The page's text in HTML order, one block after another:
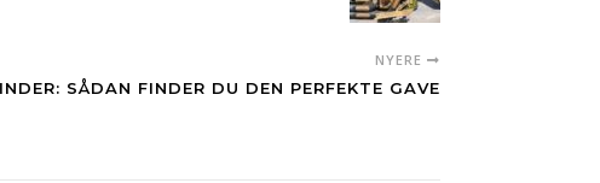
NYERE
SÅDAN FINDER DU DEN PERFEKTE GAVE